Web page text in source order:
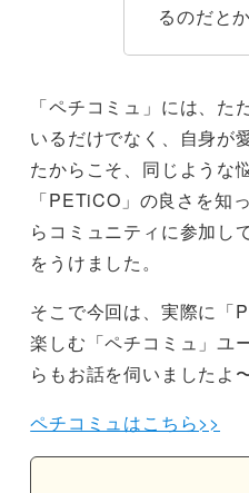
るのだとか
「ペチコミュ」には、
いるだけでなく、自身が
たからこそ、同じような
「PETiCO」の良さを知
らコミュニティに参加し
をうけました。
そこで今回は、実際に「
楽しむ「ペチコミュ」ユ
らもお話を伺いましたよ
ペチコミュはこちら>>